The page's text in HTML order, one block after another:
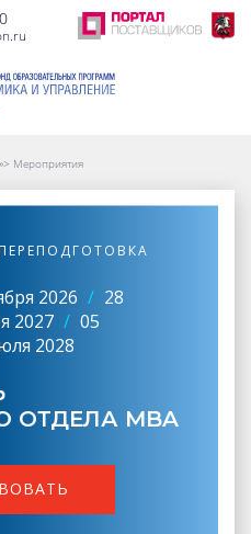
> Мероприятия
2026 / 28
2027 / 05
2028
ОТДЕЛА MBA